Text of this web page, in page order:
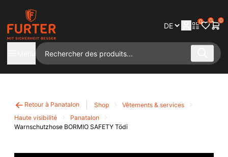
0 0 0
Retour à Panatalon Shop
Vêtements & services
Haute visibilité
Panatalon
Warnschutzhose BORMIO SAFETY Tödi